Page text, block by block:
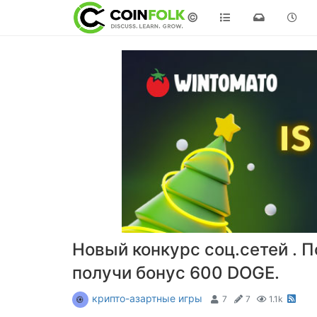
©
Новый конкурс соц.сетей .
получи бонус 600 DOGE.
крипто-азартные игры 7 7 1.1k